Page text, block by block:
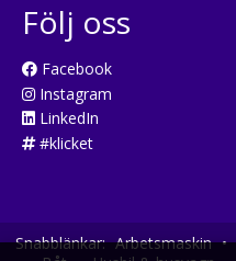
Följ oss
Facebook
Instagram
LinkedIn
#klicket
Snabblänkar: Arbetsmaskin •